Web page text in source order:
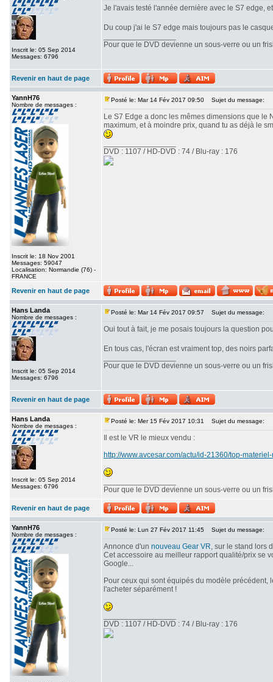
Inscrit le: 05 Sep 2014
Messages: 6796
Je l'avais testé l'année dernière avec le S7 edge,
Du coup j'ai le S7 edge mais toujours pas le
Pour que le DVD devienne un sous-verre ou un
Revenir en haut de page
YannH76
Nombre de messages :
Inscrit le: 18 Nov 2001
Messages: 59047
Localisation: Normandie (76) -
FRANCE
Posté le: Mar 14 Fév 2017 09:50 Sujet du message:
Le S7 Edge a donc les mêmes dimensions que le
maximum, et à moindre prix, quand tu as déjà le
DVD : 1107 / HD-DVD : 74 / Blu-ray : 176
Revenir en haut de page
Hans Landa
Nombre de messages :
Inscrit le: 05 Sep 2014
Messages: 6796
Posté le: Mar 14 Fév 2017 09:57 Sujet du message:
Oui tout à fait, je me posais toujours la question
En tous cas, l'écran est vraiment top, des noirs
Pour que le DVD devienne un sous-verre ou un
Revenir en haut de page
Hans Landa
Nombre de messages :
Inscrit le: 05 Sep 2014
Messages: 6796
Posté le: Mer 15 Fév 2017 10:31 Sujet du message:
Il est le VR le mieux vendu :
http://www.avcesar.com/actu/id-21360/top-
Pour que le DVD devienne un sous-verre ou un
Revenir en haut de page
YannH76
Nombre de messages :
Posté le: Lun 27 Fév 2017 11:45 Sujet du message:
Annonce d'un nouveau Gear VR, sur le stand lors
Cet accessoire au meilleur rapport qualité/prix se
Google...
Pour ceux qui sont équipés du modèle
l'acheter séparément !
DVD : 1107 / HD-DVD : 74 / Blu-ray : 176